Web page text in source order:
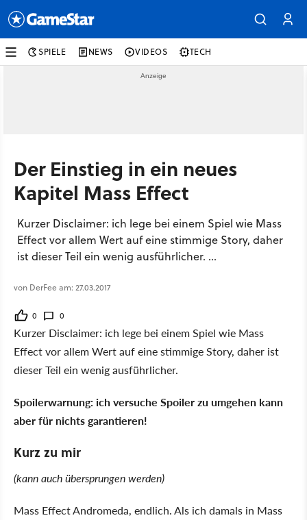
SPIELE NEWS VIDEOS TECH
Der Einstieg in ein neues
Kapitel Mass Effect
Kurzer Disclaimer: ich lege bei einem Spiel wie Mass
Effect vor allem Wert auf eine stimmige Story, daher
ist dieser Teil ein wenig ausführlicher. ...
von DerFee am: 27.03.2017
0 0
Kurzer Disclaimer: ich lege bei einem Spiel wie Mass
Effect vor allem Wert auf eine stimmige Story, daher ist
dieser Teil ein wenig ausführlicher.
Spoilerwarnung: ich versuche Spoiler zu umgehen kann
aber für nichts garantieren!
Kurz zu mir
(kann auch übersprungen werden)
Mass Effect Andromeda, endlich. Als ich damals in Mass